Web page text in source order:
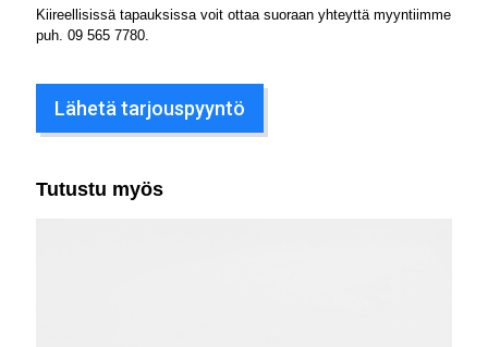
Kiireellisissä tapauksissa voit ottaa suoraan yhteyttä myyntiimme
puh. 09 565 7780
Lähetä tarjouspyyntö
Tutustu myös